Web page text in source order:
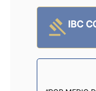
IBC